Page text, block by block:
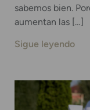
sabemos bien.
aumentan las […]
Sigue leyendo